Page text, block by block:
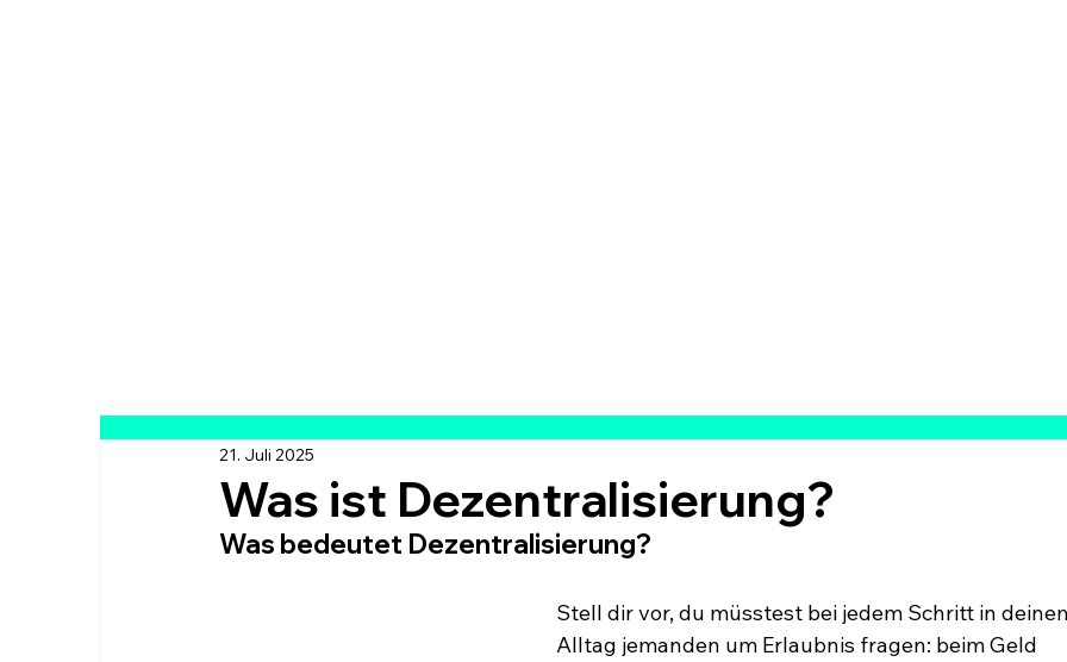
Was ist Dezentralisierung?
21. Juli 2025
Was bedeutet Dezentralisierung?
Stell dir vor, du müsstest bei jedem Schritt in
Alltag jemanden um Erlaubnis fragen: beim Geld